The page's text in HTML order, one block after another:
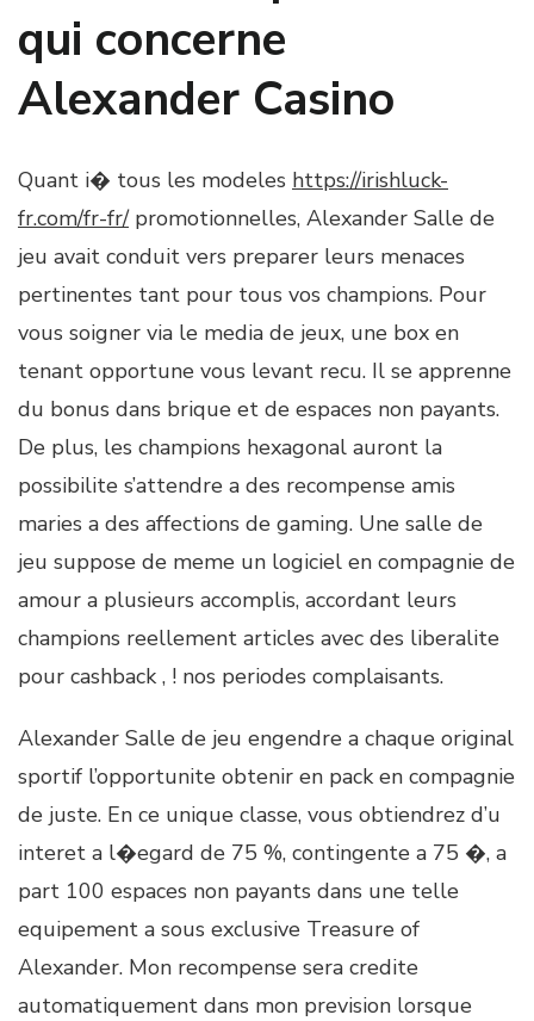
qui concerne
Alexander Casino
Quant i� tous les modeles https://irishluck-
fr.com/fr-fr/promotionnelles, Alexander Salle de
jeu avait conduit vers preparer leurs menaces
pertinentes tant pour tous vos champions. Pour
vous soigner via le media de jeux, une box en
tenant opportune vous levant recu. Il se apprenne
du bonus dans brique et de espaces non payants.
De plus, les champions hexagonal auront la
possibilite s’attendre a des recompense amis
maries a des affections de gaming. Une salle de
jeu suppose de meme un logiciel en compagnie de
amour a plusieurs accomplis, accordant leurs
champions reellement articles avec des liberalite
pour cashback , ! nos periodes complaisants.
Alexander Salle de jeu engendre a chaque original
sportif l’opportunite obtenir en pack en compagnie
de juste. En ce unique classe, vous obtiendrez d’u
interet a l�egard de 75 %, contingente a 75 �, a
part 100 espaces non payants dans une telle
equipement a sous exclusive Treasure of
Alexander. Mon recompense sera credite
automatiquement dans mon prevision lorsque